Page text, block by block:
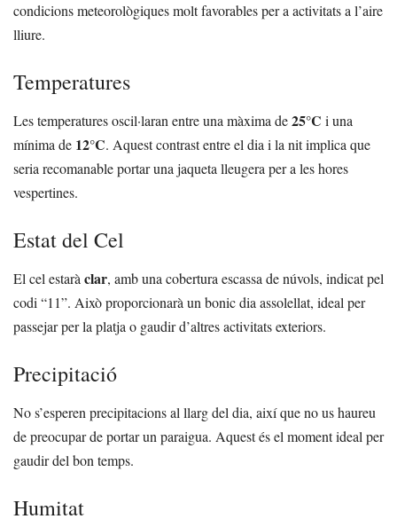
condicions meteorològiques molt favorables per a activitats a l’aire
lliure.
Temperatures
Les temperatures oscil·laran entre una màxima de25°C i una
mínima de 12°C. Aquest contrast entre el dia i la nit implica que
seria recomanable portar una jaqueta lleugera per a les hores
vespertines.
Estat del Cel
El cel estaràclar, amb una cobertura escassa de núvols, indicat pel
codi “11”. Això proporcionarà un bonic dia assolellat, ideal per
passejar per la platja o gaudir d’altres activitats exteriors.
Precipitació
No s’esperen precipitacions al llarg del dia, així que no us haureu
de preocupar de portar un paraigua. Aquest és el moment ideal per
gaudir del bon temps.
Humitat